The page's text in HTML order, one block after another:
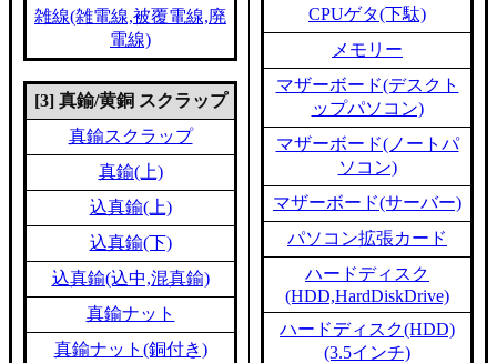
雑線(雑電線,被覆電線,廃
電線)
[3] 真鍮/黄銅 スクラップ
真鍮スクラップ
真鍮(上)
込真鍮(上)
込真鍮(下)
込真鍮(込中,混真鍮)
真鍮ナット
真鍮ナット(銅付き)
CPUゲタ(下駄)
メモリー
マザーボード(デスクト
ップパソコン)
マザーボード(ノートパ
ソコン)
マザーボード(サーバー)
パソコン拡張カード
ハードディスク
(HDD,HardDiskDrive)
ハードディスク(HDD)
(3.5インチ)